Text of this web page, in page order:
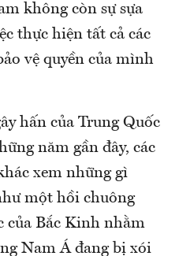
không còn sự sựa
thực hiện tất cả các
vệ quyền của mình
hấn của Trung Quốc
năm gần đây, các
xem những gì
một hồi chuông
của Bắc Kinh nhằm
Nam Á đang bị xói